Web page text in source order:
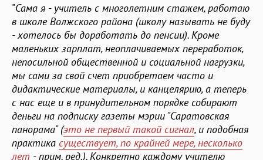
"Сама я - учитель с многолетним стажем, работаю
в школе Волжского района (школу называть не буду
- хотелось бы доработать до пенсии). Кроме
маленьких зарплат, неоплачиваемых переработок,
непосильной общественной и социальной нагрузки,
мы сами за свой счет приобретаем часто и
дидактические материалы, и канцелярию, а теперь
с нас еще и в принудительном порядке собирают
деньги на подписку газеты мэрии "Саратовская
панорама" (это не первый такой сигнал, и подобная
практика существует, по крайней мере, несколько
лет - прим. ред.). Конкретно каждому учителю